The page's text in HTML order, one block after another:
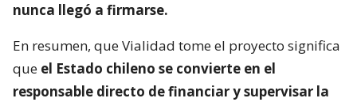
nunca llegó a firmarse.
En resumen, que Vialidad tome el proyecto significa
que el Estado chileno se convierte en el
responsable directo de financiar y supervisar la